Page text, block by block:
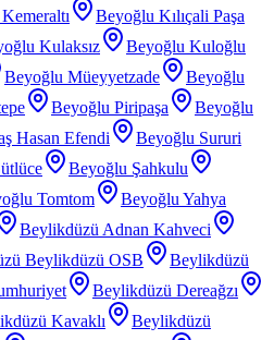
Beyoğlu Kılıçali Paşa
Kulaksız
Beyoğlu Kuloğlu
Beyoğlu Müeyyetzade
Beyoğlu
Beyoğlu Piripaşa
Beyoğlu
Hasan Efendi
Beyoğlu Sururi
Beyoğlu Şahkulu
Tomtom
Beyoğlu Yahya
Beylikdüzü Adnan Kahveci
Beylikdüzü OSB
Beylikdüzü
Beylikdüzü Dereağzı
Kavaklı
Beylikdüzü